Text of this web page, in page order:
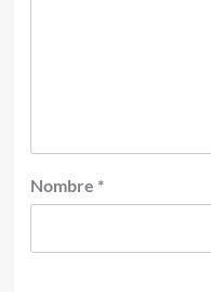
Nombre *